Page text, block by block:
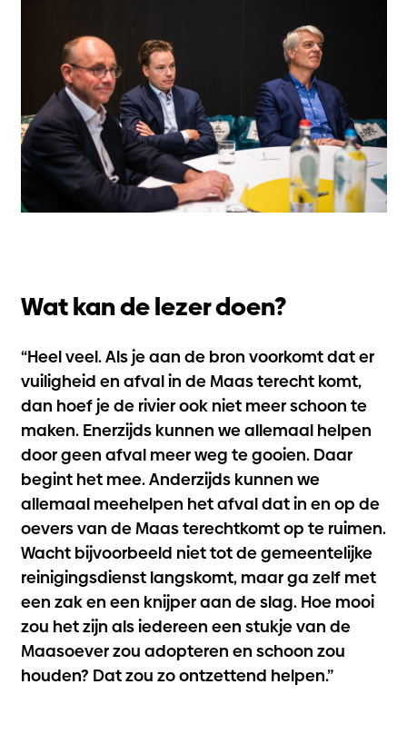
Wat kan de lezer doen?
“Heel veel. Als je aan de bron voorkomt dat er
vuiligheid en afval in de Maas terecht komt,
dan hoef je de rivier ook niet meer schoon te
maken. Enerzijds kunnen we allemaal helpen
door geen afval meer weg te gooien. Daar
begint het mee. Anderzijds kunnen we
allemaal meehelpen het afval dat in en op de
oevers van de Maas terechtkomt op te ruimen.
Wacht bijvoorbeeld niet tot de gemeentelijke
reinigingsdienst langskomt, maar ga zelf met
een zak en een knijper aan de slag. Hoe mooi
zou het zijn als iedereen een stukje van de
Maasoever zou adopteren en schoon zou
houden? Dat zou zo ontzettend helpen.”